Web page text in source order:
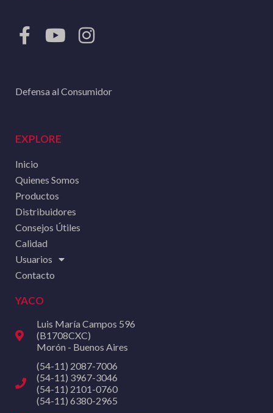
Defensa al Consumidor
EXPLORE
Inicio
Quienes Somos
Productos
Distribuidores
Consejos Útiles
Calidad
Usuarios
Contacto
YACO
Luis María Campos 596
(B1708CXC)
Morón - Buenos Aires
(54-11) 2087-7006
(54-11) 3967-3046
(54-11) 2101-0760
(54-11) 6380-2965